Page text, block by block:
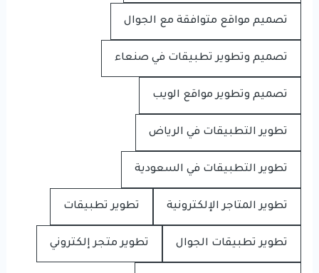
تصميم مواقع متوافقة مع الجوال
تصميم وتطوير تطبيقات في صنعاء
تصميم وتطوير مواقع الويب
تطوير التطبيقات في الرياض
تطوير التطبيقات في السعودية
تطوير المتاجر الإلكترونية تطوير تطبيقات
تطوير تطبيقات الجوال تطوير متجر إلكتروني